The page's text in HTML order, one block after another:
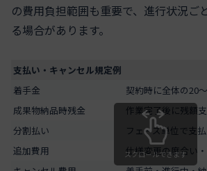
の費用負担範囲も重要で、進行状況ご
る場合があります。
支払い・キャンセル規定例
着手金
契約時に全体の20
成果物納品時残金
作業完了後に残額
分割払い
フェーズ単位で支
追加費用
仕様変更の度合い
スクロールできます